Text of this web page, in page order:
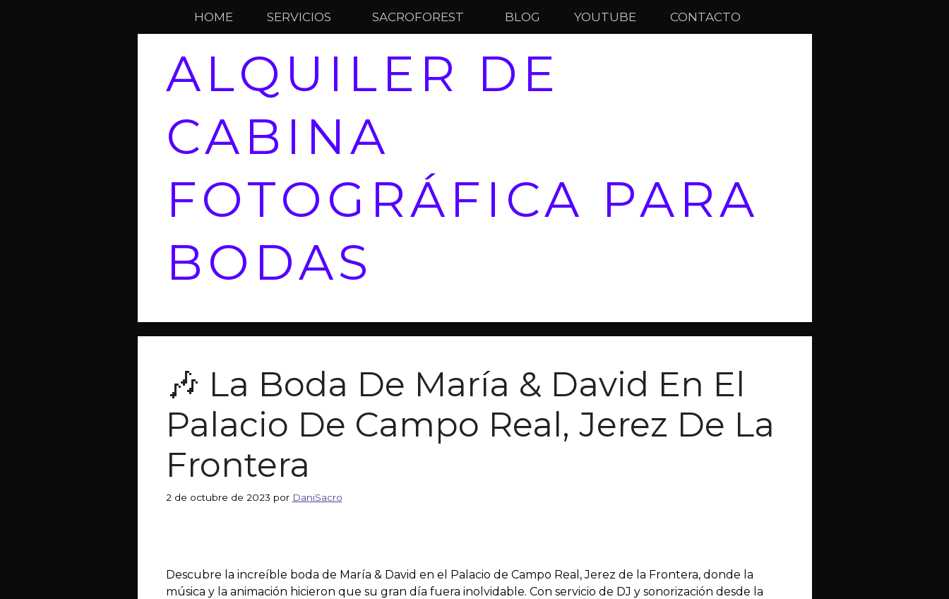
HOME SERVICIOS SACROFOREST BLOG YOUTUBE CONTACTO
ALQUILER DE
CABINA
FOTOGRÁFICA PARA
BODAS
🎶 La Boda De María & David En El
Palacio De Campo Real, Jerez De La
Frontera
2 de octubre de 2023 por DaniSacro
Descubre la increíble boda de María & David en el Palacio de Campo Real, Jerez de la Frontera, donde la
música y la animación hicieron que su gran día fuera inolvidable. Con servicio de DJ y sonorización desde la